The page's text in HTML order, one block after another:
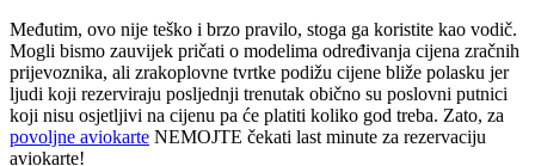
Međutim, ovo nije teško i brzo pravilo, stoga ga koristite kao vodič.
Mogli bismo zauvijek pričati o modelima određivanja cijena zračnih
prijevoznika, ali zrakoplovne tvrtke podižu cijene bliže polasku jer
ljudi koji rezerviraju posljednji trenutak obično su poslovni putnici
koji nisu osjetljivi na cijenu pa će platiti koliko god treba. Zato, za
povoljne aviokarte NEMOJTE čekati last minute za rezervaciju
aviokarte!